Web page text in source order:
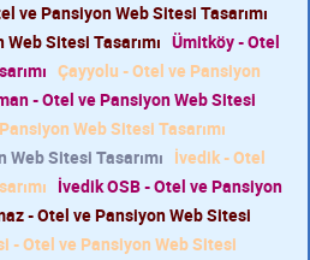
ve Pansiyon Web Sitesi Tasarımı
Sitesi Tasarımı Ümitköy - Otel
Çayyolu - Otel ve Pansiyon
- Otel ve Pansiyon Web Sitesi
Web Sitesi Tasarımı
Web Sitesi Tasarımı İvedik - Otel
İvedik OSB - Otel ve Pansiyon
- Otel ve Pansiyon Web Sitesi
- Otel ve Pansiyon Web Sitesi